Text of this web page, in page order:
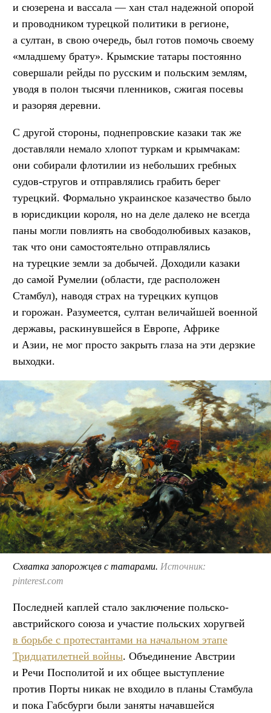
и сюзерена и вассала — хан стал надежной опорой
и проводником турецкой политики в регионе,
а султан, в свою очередь, был готов помочь своему
«младшему брату». Крымские татары постоянно
совершали рейды по русским и польским землям,
уводя в полон тысячи пленников, сжигая посевы
и разоряя деревни.
С другой стороны, поднепровские казаки так же
доставляли немало хлопот туркам и крымчакам:
они собирали флотилии из небольших гребных
судов-стругов и отправлялись грабить берег
турецкий. Формально украинское казачество было
в юрисдикции короля, но на деле далеко не всегда
паны могли повлиять на свободолюбивых казаков,
так что они самостоятельно отправлялись
на турецкие земли за добычей. Доходили казаки
до самой Румелии (области, где расположен
Стамбул), наводя страх на турецких купцов
и горожан. Разумеется, султан величайшей военной
державы, раскинувшейся в Европе, Африке
и Азии, не мог просто закрыть глаза на эти дерзкие
выходки.
Схватка запорожцев с татарами. Источник:
pinterest.com
Последней каплей стало заключение польско-
австрийского союза и участие польских хоругвей
в борьбе с протестантами на начальном этапе
Тридцатилетней войны. Объединение Австрии
и Речи Посполитой и их общее выступление
против Порты никак не входило в планы Стамбула
и пока Габсбурги были заняты начавшейся